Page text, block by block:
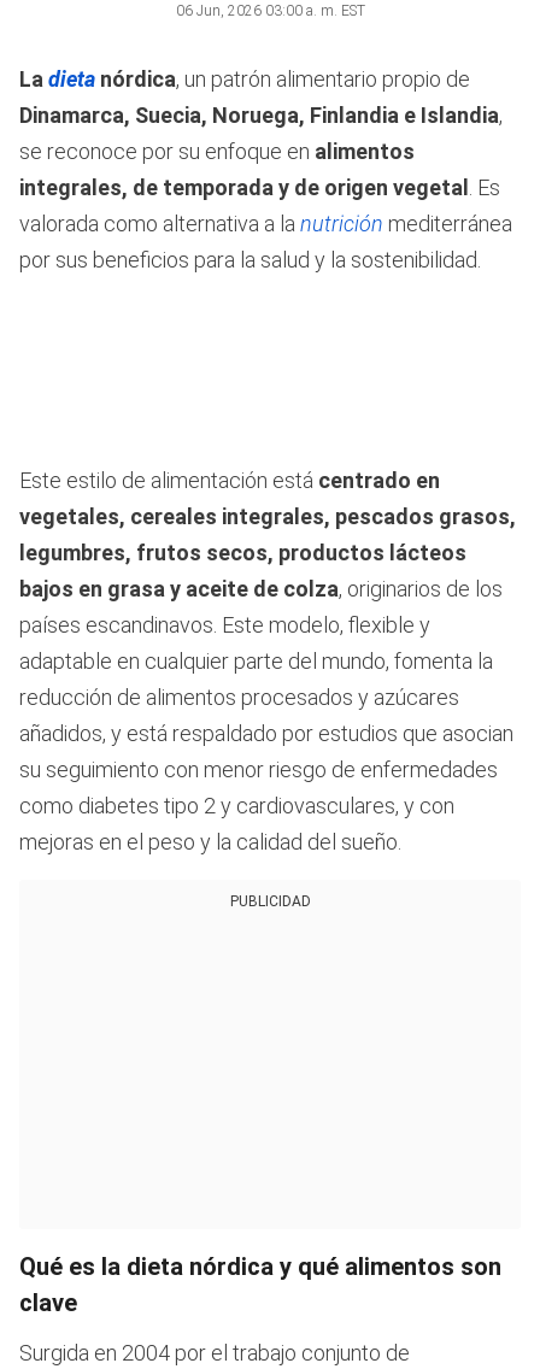
06 Jun, 2026 03:00 a. m. EST
La dieta nórdica, un patrón alimentario propio de
Dinamarca, Suecia, Noruega, Finlandia e Islandia,
se reconoce por su enfoque en alimentos
integrales, de temporada y de origen vegetal . Es
valorada como alternativa a la nutrición mediterránea
por sus beneficios para la salud y la sostenibilidad.
Este estilo de alimentación está centrado en
vegetales, cereales integrales, pescados grasos,
legumbres, frutos secos, productos lácteos
bajos en grasa y aceite de colza, originarios de los
países escandinavos. Este modelo, flexible y
adaptable en cualquier parte del mundo, fomenta la
reducción de alimentos procesados y azúcares
añadidos, y está respaldado por estudios que asocian
su seguimiento con menor riesgo de enfermedades
como diabetes tipo 2 y cardiovasculares, y con
mejoras en el peso y la calidad del sueño.
PUBLICIDAD
Qué es la dieta nórdica y qué alimentos son
clave
Surgida en 2004 por el trabajo conjunto de